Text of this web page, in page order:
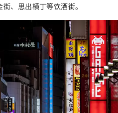
、思出横丁等饮酒街。